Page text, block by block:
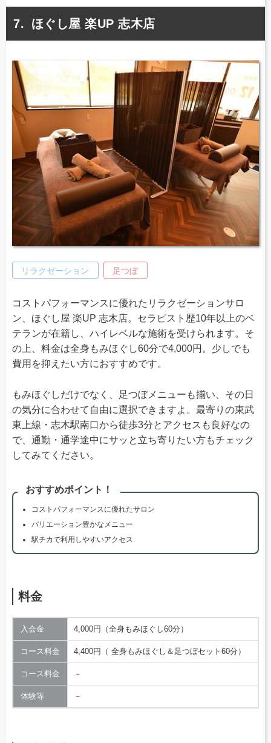
ほぐし屋 楽UP 志木店
リラクゼーション 足つぼ
コストパフォーマンスに優れたリラクゼーションサロ
ン、ほぐし屋 楽UP 志木店。セラピスト歴10年以上のベ
テランが在籍し、ハイレベルな施術を受けられます。そ
の上、料金は全身もみほぐし60分で4,000円。少しでも
費用を抑えたい方におすすめです。
もみほぐしだけでなく、足つぼメニューも揃い、その日
の気分に合わせて自由に選択できますよ。最寄りの東武
東上線・志木駅南口から徒歩3分とアクセスも良好なの
で、通勤・通学途中にサッと立ち寄りたい方もチェック
してみてください。
おすすめポイント！
コストパフォーマンスに優れたサロン
バリエーション豊かなメニュー
駅チカで利用しやすいアクセス
料金
入会金 4,000円（全身もみほぐし60分）
コース料金 4,400円（ 全身もみほぐし＆足つぼセット60分）
コース料金 －
体験等 －